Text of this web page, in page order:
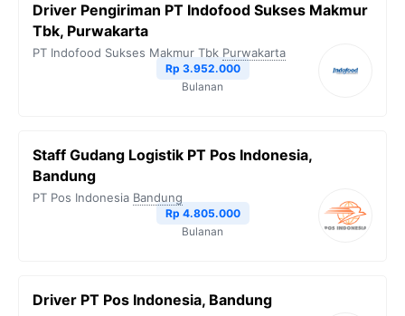
o
o
e
r
a
A
p
i
k
Driver Pengiriman PT Indofood Sukses Makmur
Tbk, Purwakarta
PT Indofood Sukses Makmur Tbk Purwakarta
Rp 3.952.000
Bulanan
Staff Gudang Logistik PT Pos Indonesia,
Bandung
PT Pos Indonesia Bandung
Rp 4.805.000
Bulanan
Driver PT Pos Indonesia, Bandung